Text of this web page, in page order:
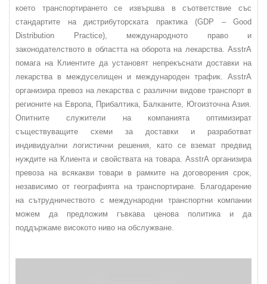
което транспортирането се извършва в съответствие със
стандартите на дистрибуторската практика (GDP – Good
Distribution Practice), международното право и
законодателството в областта на оборота на лекарства. AsstrA
помага на Клиентите да установят непрекъснати доставки на
лекарства в междуселищен и международен трафик. AsstrA
организира превоз на лекарства с различни видове транспорт в
регионите на Европа, Прибалтика, Балканите, Югоизточна Азия.
Опитните служители на компанията оптимизират
съществуващите схеми за доставки и разработват
индивидуални логистични решения, като се вземат предвид
нуждите на Клиента и свойствата на товара. AsstrA организира
превоза на всякакви товари в рамките на договорения срок,
независимо от географията на транспортиране. Благодарение
на сътрудничеството с международни транспортни компании
можем да предложим гъвкава ценова политика и да
поддържаме високото ниво на обслужване.